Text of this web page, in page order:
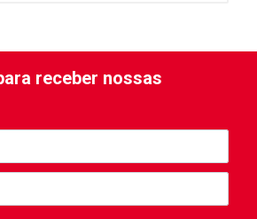
receber nossas